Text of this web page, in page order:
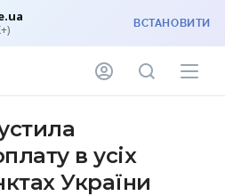
ВСТАНОВИТИ
в усіх
України